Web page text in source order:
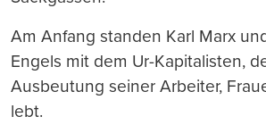
Am Anfang standen Karl Marx
Engels mit dem Ur-Kapitalisten,
Ausbeutung seiner Arbeiter,
lebt.